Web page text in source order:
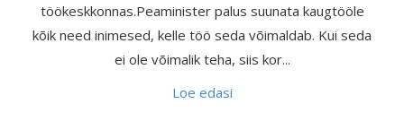
töökeskkonnas.Peaminister palus suunata kaugtööle
kõik need inimesed, kelle töö seda võimaldab. Kui seda
ei ole võimalik teha, siis kor...
Loe edasi